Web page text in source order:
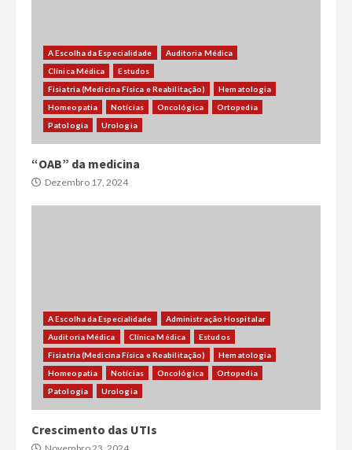
A Escolha da Especialidade
Auditoria Médica
Clínica Médica
Estudos
Fisiatria (Medicina Física e Reabilitação)
Hematologia
Homeopatia
Notícias Oncológica
Ortopedia
Patologia
Urologia
“OAB” da medicina
Dezembro 17, 2024
A Escolha da Especialidade
Administração Hospitalar
Auditoria Médica
Clínica Médica
Estudos
Fisiatria (Medicina Física e Reabilitação)
Hematologia
Homeopatia
Notícias Oncológica
Ortopedia
Patologia
Urologia
Crescimento das UTIs